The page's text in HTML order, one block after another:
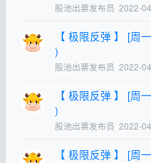
股池出票发布员 2022-
【 极限反弹 】 [周
)
股池出票发布员 2022-
【 极限反弹 】 [周
)
股池出票发布员 2022-
【 极限反弹 】 [周